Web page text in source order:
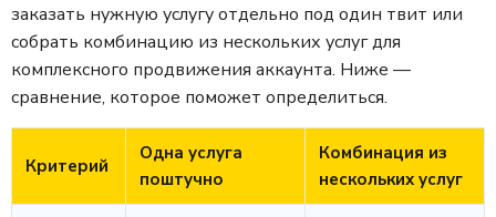
заказать нужную услугу отдельно под один твит или
собрать комбинацию из нескольких услуг для
комплексного продвижения аккаунта. Ниже —
сравнение, которое поможет определиться.
Критерий
Одна услуга
поштучно
Комбинация из
нескольких услуг